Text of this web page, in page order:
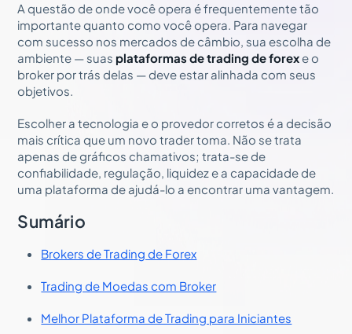
A questão de onde você opera é frequentemente tão
importante quanto como você opera. Para navegar
com sucesso nos mercados de câmbio, sua escolha de
ambiente — suas plataformas de trading de forex e o
broker por trás delas — deve estar alinhada com seus
objetivos.
Escolher a tecnologia e o provedor corretos é a decisão
mais crítica que um novo trader toma. Não se trata
apenas de gráficos chamativos; trata-se de
confiabilidade, regulação, liquidez e a capacidade de
uma plataforma de ajudá-lo a encontrar uma vantagem.
Sumário
Brokers de Trading de Forex
Trading de Moedas com Broker
Melhor Plataforma de Trading para Iniciantes